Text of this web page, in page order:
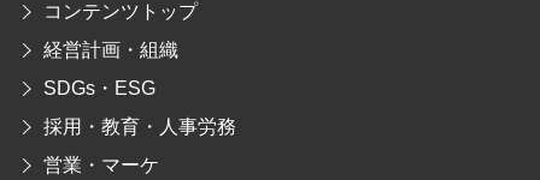
コンテンツトップ
経営計画・組織
SDGs・ESG
採用・教育・人事労務
営業・マーケ